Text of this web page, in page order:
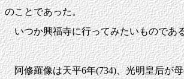
のことであった。
いつか興福寺に行ってみたいものであ
阿修羅像は天平6年(734)、光明皇后が母